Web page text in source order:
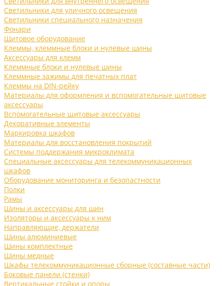
Светильники для уличного освещения
Светильники специального назначения
Фонари
Щитовое оборудование
Клеммы, клеммные блоки и нулевые шины
Аксессуары для клемм
Клеммные блоки и нулевые шины
Клеммные зажимы для печатных плат
Клеммы на DIN-рейку
Материалы для оформления и вспомогательные щитовые
аксессуары
Вспомогательные щитовые аксессуары
Декоративные элементы
Маркировка шкафов
Материалы для восстановления покрытий
Системы поддержания микроклимата
Специальные аксессуары для телекоммуникационных
шкафов
Оборудование мониторинга и безопастности
Полки
Рамы
Шины и аксессуары для шин
Изоляторы и аксессуары к ним
Направляющие, держатели
Шины алюминиевые
Шины комплектные
Шины медные
Шкафы телекоммуникационные сборные (составные части)
Боковые панели (стенки)
Вертикальные стойки и опоры